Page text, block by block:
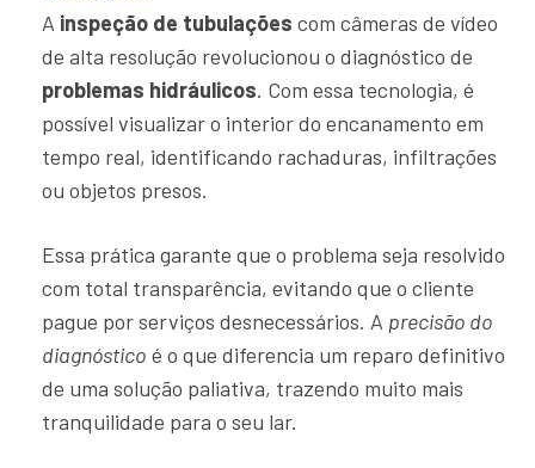
A inspeção de tubulações com câmeras de vídeo
de alta resolução revolucionou o diagnóstico de
problemas hidráulicos. Com essa tecnologia, é
possível visualizar o interior do encanamento em
tempo real, identificando rachaduras, infiltrações
ou objetos presos.
Essa prática garante que o problema seja resolvido
com total transparência, evitando que o cliente
pague por serviços desnecessários. A precisão do
diagnóstico é o que diferencia um reparo definitivo
de uma solução paliativa, trazendo muito mais
tranquilidade para o seu lar.